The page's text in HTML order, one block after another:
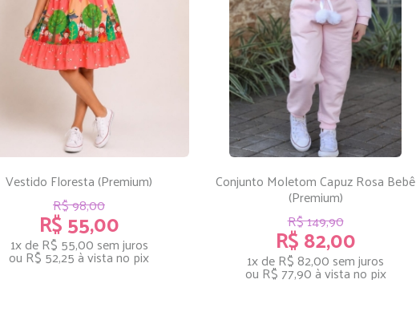
Vestido Floresta (Premium)
R$ 98,00
R$ 55,00
1x de R$ 55,00 sem juros
ou R$ 52,25à vista no pix
Conjunto Moletom Capuz Rosa Bebê
(Premium)
R$ 149,90
R$ 82,00
1x de R$ 82,00 sem juros
ou R$ 77,90à vista no pix